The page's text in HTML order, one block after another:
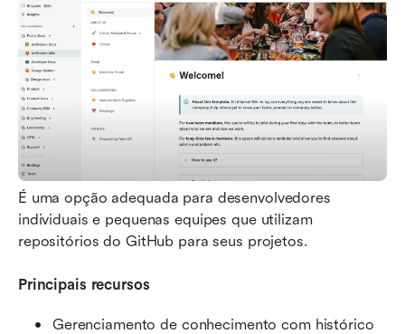
É uma opção adequada para desenvolvedores
individuais e pequenas equipes que utilizam
repositórios do GitHub para seus projetos.
Principais recursos
Gerenciamento de conhecimento com histórico